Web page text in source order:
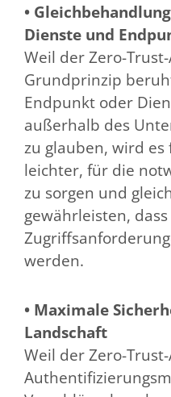
•
Dienste und
Weil der Zero-
Grundprinzip
Endpunkt oder
außerhalb des
zu glauben, wird
leichter, für die
zu sorgen und
gewährleisten,
werden.
• Maximale
Landschaft
Weil der Zero-